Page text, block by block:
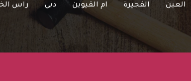
العين الفجيرة ام القيوين دبي راس